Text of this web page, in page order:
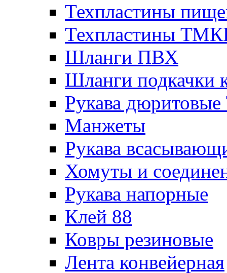
Техпластины
Техпластины
Шланги ПВХ
Шланги подкачки
Рукава
Манжеты
Рукава
Хомуты и
Рукава напорные
Клей 88
Ковры резиновые
Лента конвейерная